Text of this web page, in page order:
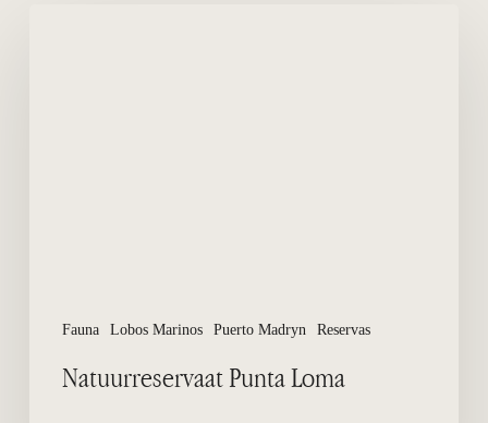
Fauna Lobos Marinos Puerto Madryn Reservas
Natuurreservaat Punta Loma